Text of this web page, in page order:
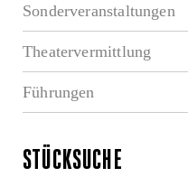
Sonderveranstaltungen
Theatervermittlung
Führungen
STÜCKSUCHE